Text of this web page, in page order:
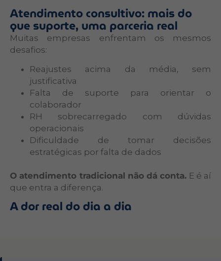
A dor real do dia a dia
Muitas empresas enfrentam os mesmos
desafios:
Reajustes acima da média, sem
justificativa
Falta de suporte para orientar o
colaborador
RH sobrecarregado com dúvidas
operacionais
Dificuldade de tomar decisões
estratégicas por falta de dados
O atendimento tradicional não dá conta. E é aí
que entra a diferença.
Atendimento consultivo: mais do
que suporte, uma parceria real